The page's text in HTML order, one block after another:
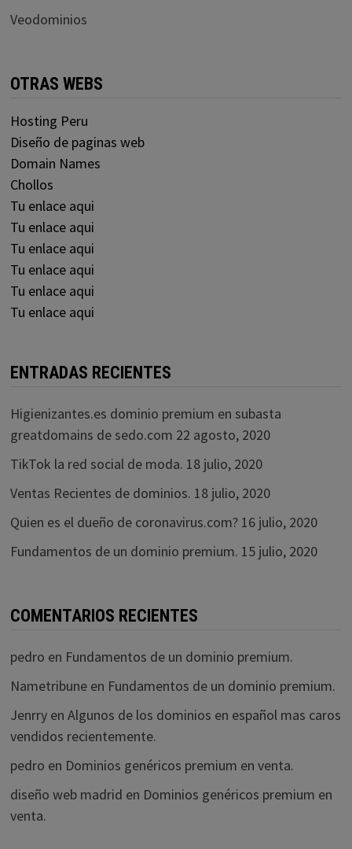
Veodominios
OTRAS WEBS
Hosting Peru
Diseño de paginas web
Domain Names
Chollos
Tu enlace aqui
Tu enlace aqui
Tu enlace aqui
Tu enlace aqui
Tu enlace aqui
Tu enlace aqui
ENTRADAS RECIENTES
Higienizantes.es dominio premium en subasta
greatdomains de sedo.com 22 agosto, 2020
TikTok la red social de moda. 18 julio, 2020
Ventas Recientes de dominios. 18 julio, 2020
Quien es el dueño de coronavirus.com? 16 julio, 2020
Fundamentos de un dominio premium. 15 julio, 2020
COMENTARIOS RECIENTES
pedro en Fundamentos de un dominio premium.
Nametribuneen Fundamentos de un dominio premium.
Jenrryen Algunos de los dominios en español mas caros
vendidos recientemente.
pedro en Dominios genéricos premium en venta.
diseño web madrid en Dominios genéricos premium en
venta.